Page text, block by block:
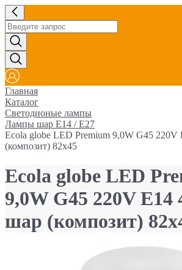
Главная
Каталог
Светодионые лампы
Лампы шар E14 / E27
Ecola globe LED Premium 9,0W G45
(композит) 82x45
Ecola globe LED
9,0W G45 220V E14
шар (композит)